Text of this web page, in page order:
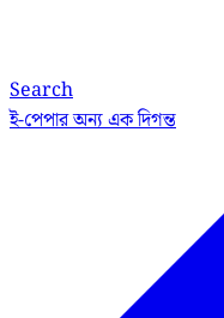
Search
ই-পেপারঅন্য এক দিগন্ত